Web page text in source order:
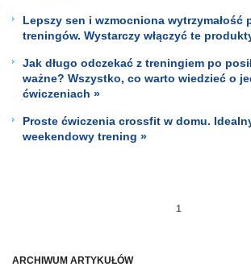
ARCHIWUM ARTYKUŁÓW
Lepszy sen i wzmocniona wytrzymałość
treningów. Wystarczy włączyć te
Jak długo odczekać z treningiem po
ważne? Wszystko, co warto wiedzieć o
ćwiczeniach »
Proste ćwiczenia crossfit w domu.
weekendowy trening »
1